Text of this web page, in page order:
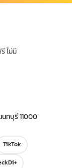
ไม่มี
นทบุรี 11000
TikTok